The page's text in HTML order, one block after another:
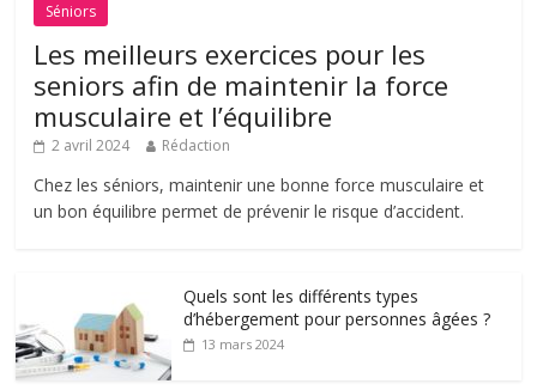
Séniors
Les meilleurs exercices pour les
seniors afin de maintenir la force
musculaire et l’équilibre
2 avril 2024 Rédaction
Chez les séniors, maintenir une bonne force musculaire et
un bon équilibre permet de prévenir le risque d’accident.
Quels sont les différents types
d’hébergement pour personnes âgées ?
13 mars 2024